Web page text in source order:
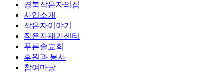
경북작은자의집
사업소개
작은자이야기
작은자재가센터
푸른솔교회
후원과 봉사
참여마당